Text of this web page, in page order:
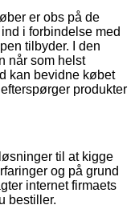
er obs på de
i forbindelse med
tilbyder. I den
når som helst
kan bevidne købet
produkter
til at kigge
og på grund
internet firmaets
bestiller.